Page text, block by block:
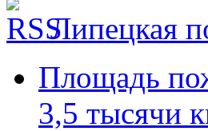
Липецкая
Площадь
3,5 тысячи